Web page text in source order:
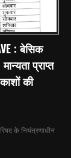
: बेसिक
प्राप्त
की
के नियंत्रणाधीन